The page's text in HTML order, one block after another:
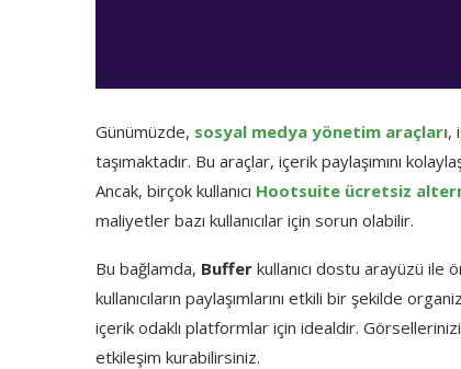
Günümüzde, sosyal medya yönetim araçları,
taşımaktadır. Bu araçlar, içerik paylaşımını
Ancak, birçok kullanıcı Hootsuite ücretsiz
maliyetler bazı kullanıcılar için sorun olabilir.
Bu bağlamda, Buffer kullanıcı dostu arayüzü ile
kullanıcıların paylaşımlarını etkili bir şekilde
içerik odaklı platformlar için idealdir.
etkileşim kurabilirsiniz.